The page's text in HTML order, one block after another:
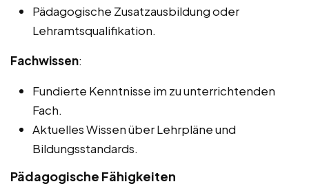
Pädagogische Zusatzausbildung oder
Lehramtsqualifikation.
Fachwissen:
Fundierte Kenntnisse im zu unterrichtenden
Fach.
Aktuelles Wissen über Lehrpläne und
Bildungsstandards.
Pädagogische Fähigkeiten